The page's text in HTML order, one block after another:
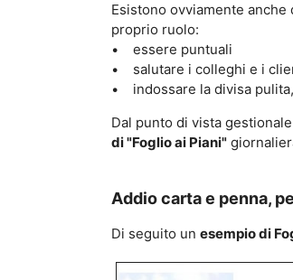
Esistono ovviamente
proprio ruolo:
• essere puntuali
• salutare i colleghi e i
• indossare la divisa
Dal punto di vista
di "Foglio ai Piani"
Addio carta e penna,
Di seguito unesempio di